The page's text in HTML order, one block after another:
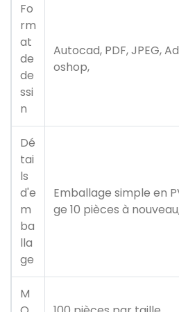
Fo
rm
at
de
de
ssi
n
Autocad, PDF, JPEG,
oshop,
Dé
tai
ls
d'e
m
ba
lla
ge
Emballage simple en
ge 10 pièces à
M